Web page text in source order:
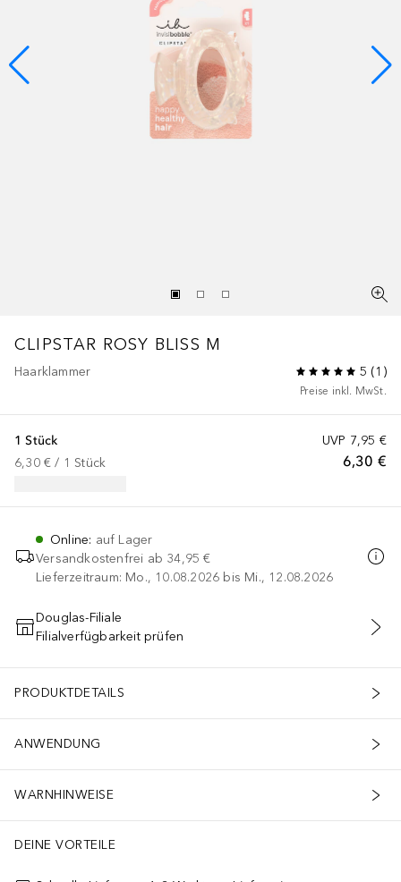
CLIPSTAR ROSY BLISS M
Haarklammer 5 (1 )
Preise inkl. MwSt.
UVP 7,95 €
6,30 €
1 Stück
6,30 € / 1 Stück
Online: auf Lager
Versandkostenfrei ab 34,95 €
Lieferzeitraum: Mo., 10.08.2026 bis Mi., 12.08.2026
IN DEN WARENKORB
Douglas-Filiale
Filialverfügbarkeit prüfen
PRODUKTDETAILS
ANWENDUNG
WARNHINWEISE
DEINE VORTEILE